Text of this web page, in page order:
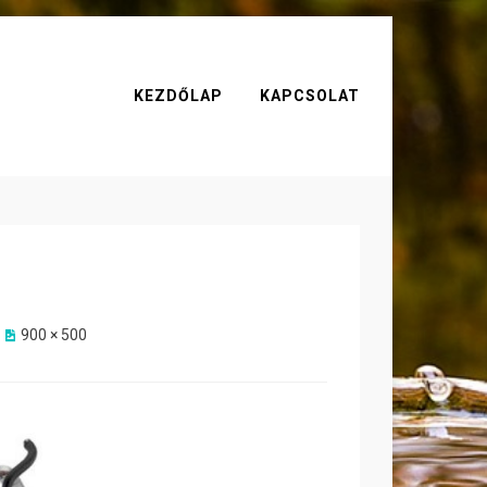
KEZDŐLAP KAPCSOLAT
900 × 500